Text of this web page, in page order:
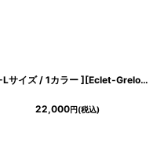
[ S-Lサイズ / 1カラー ][Eclet-Grelot by RiNFARRE]アート・キャミソール・スリップ・Vネック・セミフレア・マーメイド・ノースリーブ・ミモレ丈・ロングドレス・エクラグレロ [奈月セナ着用][送料無料]
22,000円(税込)